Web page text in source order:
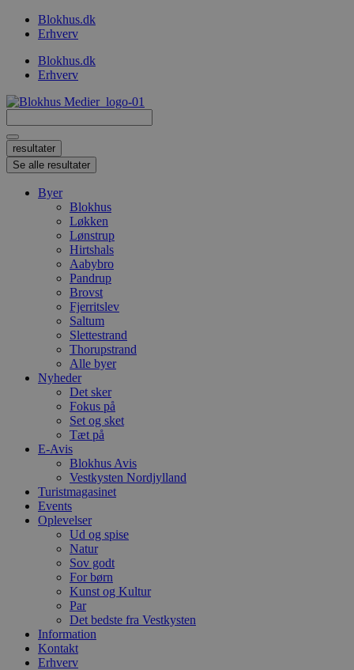
VidereBlokhus.dk
Erhverv
Blokhus.dk
Erhverv
...
resultater
Se alle resultater
Byer
Blokhus
Løkken
Lønstrup
Hirtshals
Aabybro
Pandrup
Brovst
Fjerritslev
Saltum
Slettestrand
Thorupstrand
Alle byer
Nyheder
Det sker
Fokus på
Set og sket
Tæt på
E-Avis
Blokhus Avis
Vestkysten Nordjylland
Turistmagasinet
Events
Oplevelser
Ud og spise
Natur
Sov godt
For børn
Kunst og Kultur
Par
Det bedste fra Vestkysten
Information
Kontakt
Erhverv